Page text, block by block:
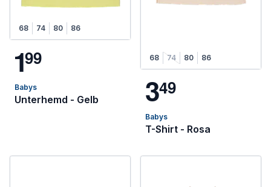
68 74 80 86
199
Babys
Unterhemd - Gelb
68 74 80 86
349
Babys
T-Shirt - Rosa